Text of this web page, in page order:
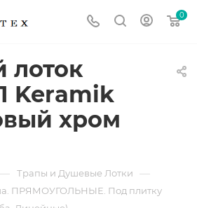
0
лоток
Keramik
хром
— Трапы и Душевые Лотки —
ПРЯМОУГОЛЬНЫЕ. Под плитку